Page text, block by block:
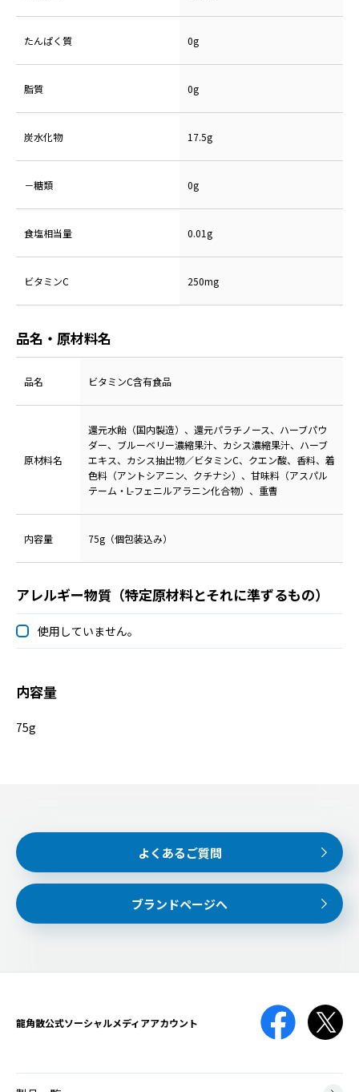
たんぱく質 0g
脂質 0g
炭水化物 17.5g
－糖類 0g
食塩相当量 0.01g
ビタミンC 250mg
品名・原材料名
品名 ビタミンC含有食品
原材料名
還元水飴（国内製造）、還元パラチノース、ハーブパウ
ダー、ブルーベリー濃縮果汁、カシス濃縮果汁、ハーブ
エキス、カシス抽出物／ビタミンC、クエン酸、香料、着
色料（アントシアニン、クチナシ）、甘味料（アスパル
テーム・L-フェニルアラニン化合物）、重曹
内容量 75g（個包装込み）
アレルギー物質（特定原材料とそれに準ずるもの）
使用していません。
内容量
75g
よくあるご質問
ブランドページへ
龍角散公式ソーシャルメディアアカウント